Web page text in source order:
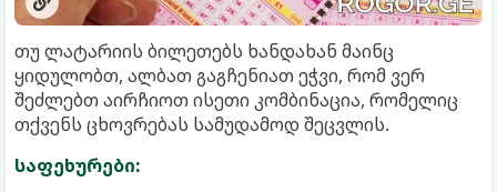
თუ ლატარიის ბილეთებს ხანდახან მაინც
ყიდულობთ, ალბათ გაგჩენიათ ეჭვი, რომ ვერ
შეძლებთ აირჩიოთ ისეთი კომბინაცია, რომელიც
თქვენს ცხოვრებას სამუდამოდ შეცვლის.
საფეხურები: